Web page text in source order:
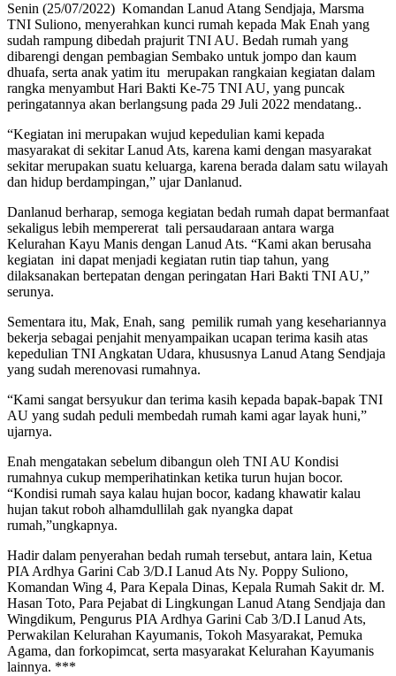
Senin (25/07/2022) Komandan Lanud Atang Sendjaja, Marsma
TNI Suliono, menyerahkan kunci rumah kepada Mak Enah yang
sudah rampung dibedah prajurit TNI AU. Bedah rumah yang
dibarengi dengan pembagian Sembako untuk jompo dan kaum
dhuafa, serta anak yatim itu merupakan rangkaian kegiatan dalam
rangka menyambut Hari Bakti Ke-75 TNI AU, yang puncak
peringatannya akan berlangsung pada 29 Juli 2022 mendatang..
“Kegiatan ini merupakan wujud kepedulian kami kepada
masyarakat di sekitar Lanud Ats, karena kami dengan masyarakat
sekitar merupakan suatu keluarga, karena berada dalam satu wilayah
dan hidup berdampingan,” ujar Danlanud.
Danlanud berharap, semoga kegiatan bedah rumah dapat bermanfaat
sekaligus lebih mempererat tali persaudaraan antara warga
Kelurahan Kayu Manis dengan Lanud Ats. “Kami akan berusaha
kegiatan ini dapat menjadi kegiatan rutin tiap tahun, yang
dilaksanakan bertepatan dengan peringatan Hari Bakti TNI AU,”
serunya.
Sementara itu, Mak, Enah, sang pemilik rumah yang kesehariannya
bekerja sebagai penjahit menyampaikan ucapan terima kasih atas
kepedulian TNI Angkatan Udara, khususnya Lanud Atang Sendjaja
yang sudah merenovasi rumahnya.
“Kami sangat bersyukur dan terima kasih kepada bapak-bapak TNI
AU yang sudah peduli membedah rumah kami agar layak huni,”
ujarnya.
Enah mengatakan sebelum dibangun oleh TNI AU Kondisi
rumahnya cukup memperihatinkan ketika turun hujan bocor.
“Kondisi rumah saya kalau hujan bocor, kadang khawatir kalau
hujan takut roboh alhamdullilah gak nyangka dapat
rumah,”ungkapnya.
Hadir dalam penyerahan bedah rumah tersebut, antara lain, Ketua
PIA Ardhya Garini Cab 3/D.I Lanud Ats Ny. Poppy Suliono,
Komandan Wing 4, Para Kepala Dinas, Kepala Rumah Sakit dr. M.
Hasan Toto, Para Pejabat di Lingkungan Lanud Atang Sendjaja dan
Wingdikum, Pengurus PIA Ardhya Garini Cab 3/D.I Lanud Ats,
Perwakilan Kelurahan Kayumanis, Tokoh Masyarakat, Pemuka
Agama, dan forkopimcat, serta masyarakat Kelurahan Kayumanis
lainnya. ***